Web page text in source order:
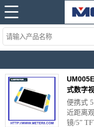
式数字
便携式
近距离
镜/5”